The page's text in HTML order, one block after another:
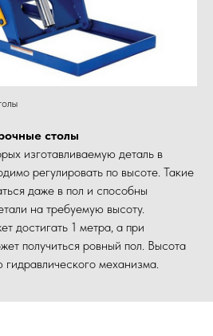
столы
изготавливаемую деталь в
регулировать по высоте. Такие
даже в пол и способны
на требуемую высоту.
достигать 1 метра, а при
получиться ровный пол. Высота
механизма.